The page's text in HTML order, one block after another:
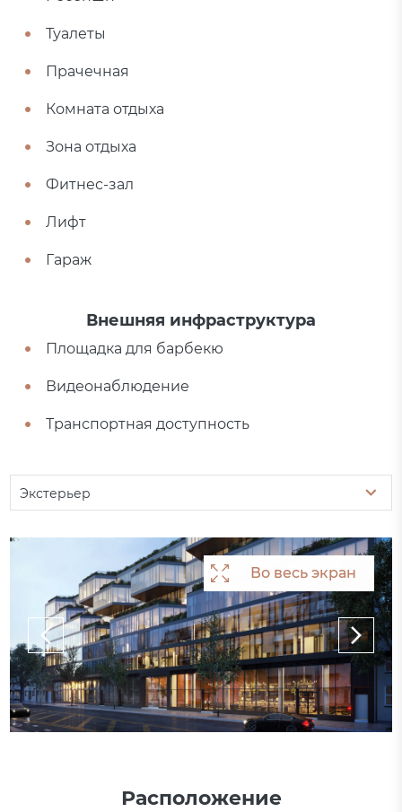
Туалеты
Прачечная
Комната отдыха
Зона отдыха
Фитнес-зал
Лифт
Гараж
Внешняя инфраструктура
Площадка для барбекю
Видеонаблюдение
Транспортная доступность
Экстерьер
Во весь экран
Во весь экран
Во весь экран
Расположение